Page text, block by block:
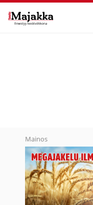
Mainos